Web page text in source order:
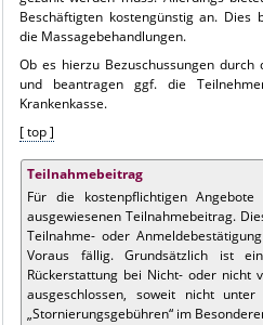
Beschäftigten kostengünstig an. Dies
die Massagebehandlungen.
Ob es hierzu Bezuschussungen
und beantragen ggf. die
Krankenkasse.
[ top ]
Teilnahmebeitrag
Für die kostenpflichtigen
ausgewiesenen Teilnahmebeitrag.
Teilnahme- oder
Voraus fällig. Grundsätzlich ist
Rückerstattung bei Nicht- oder nicht
ausgeschlossen, soweit nicht
„Stornierungsgebühren“ im